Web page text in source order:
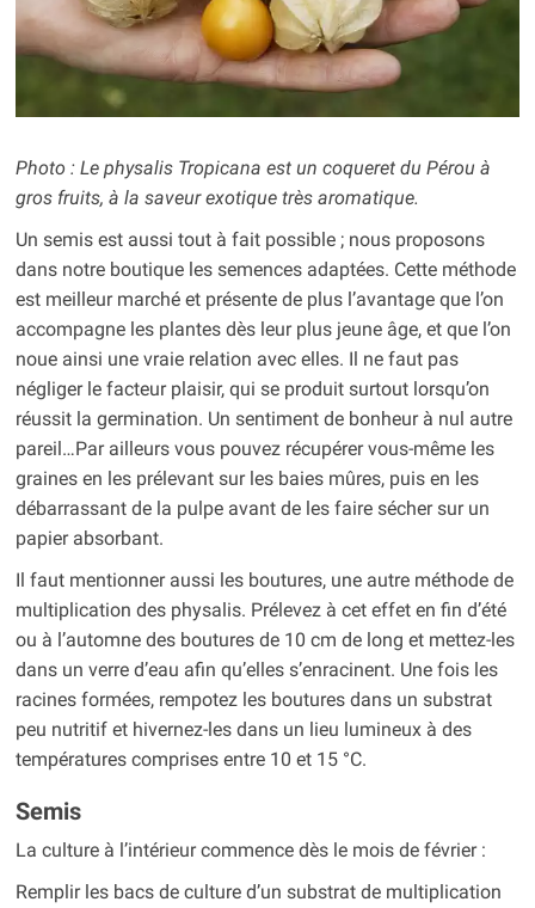
Photo : Le physalis Tropicana est un coqueret du Pérou à
gros fruits, à la saveur exotique très aromatique.
Un semis est aussi tout à fait possible ; nous proposons
dans notre boutique les semences adaptées. Cette méthode
est meilleur marché et présente de plus l’avantage que l’on
accompagne les plantes dès leur plus jeune âge, et que l’on
noue ainsi une vraie relation avec elles. Il ne faut pas
négliger le facteur plaisir, qui se produit surtout lorsqu’on
réussit la germination. Un sentiment de bonheur à nul autre
pareil…Par ailleurs vous pouvez récupérer vous-même les
graines en les prélevant sur les baies mûres, puis en les
débarrassant de la pulpe avant de les faire sécher sur un
papier absorbant.
Il faut mentionner aussi les boutures, une autre méthode de
multiplication des physalis. Prélevez à cet effet en fin d’été
ou à l’automne des boutures de 10 cm de long et mettez-les
dans un verre d’eau afin qu’elles s’enracinent. Une fois les
racines formées, rempotez les boutures dans un substrat
peu nutritif et hivernez-les dans un lieu lumineux à des
températures comprises entre 10 et 15 °C.
Semis
La culture à l’intérieur commence dès le mois de février :
Remplir les bacs de culture d’un substrat de multiplication